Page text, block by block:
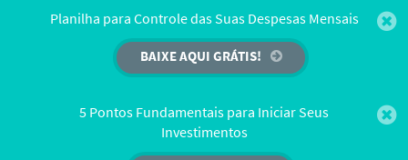
Planilha para Controle das Suas Despesas Mensais
BAIXE AQUI GRÁTIS!
5 Pontos Fundamentais para Iniciar Seus
Investimentos